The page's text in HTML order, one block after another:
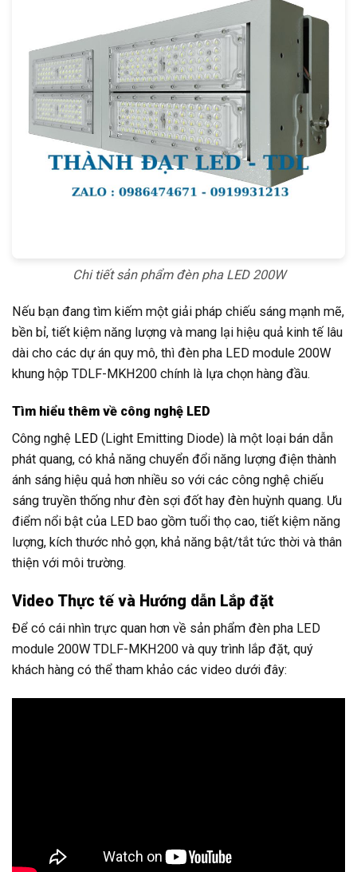
Chi tiết sản phẩm đèn pha LED 200W
Nếu bạn đang tìm kiếm một giải pháp chiếu sáng mạnh mẽ,
bền bỉ, tiết kiệm năng lượng và mang lại hiệu quả kinh tế lâu
dài cho các dự án quy mô, thì đèn pha LED module 200W
khung hộp TDLF-MKH200 chính là lựa chọn hàng đầu.
Tìm hiểu thêm về công nghệ LED
Công nghệ LED (Light Emitting Diode) là một loại bán dẫn
phát quang, có khả năng chuyển đổi năng lượng điện thành
ánh sáng hiệu quả hơn nhiều so với các công nghệ chiếu
sáng truyền thống như đèn sợi đốt hay đèn huỳnh quang. Ưu
điểm nổi bật của LED bao gồm tuổi thọ cao, tiết kiệm năng
lượng, kích thước nhỏ gọn, khả năng bật/tắt tức thời và thân
thiện với môi trường.
Video Thực tế và Hướng dẫn Lắp đặt
Để có cái nhìn trực quan hơn về sản phẩm đèn pha LED
module 200W TDLF-MKH200 và quy trình lắp đặt, quý
khách hàng có thể tham khảo các video dưới đây: